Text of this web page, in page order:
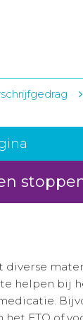
diverse
helpen bij